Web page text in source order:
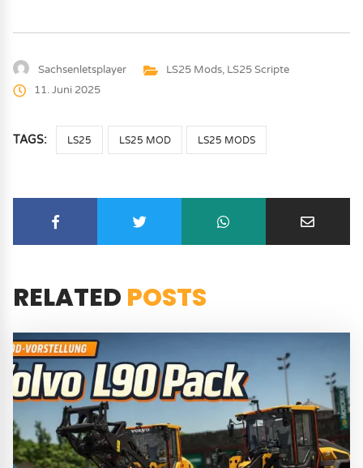
Sachsenletsplayer LS25 Mods, LS25 Scripte
11. Juni 2025
TAGS: LS25 LS25 MOD LS25 MODS
RELATED POSTS